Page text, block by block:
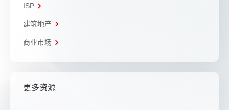
ISP
建筑地产
商业市场
更多资源